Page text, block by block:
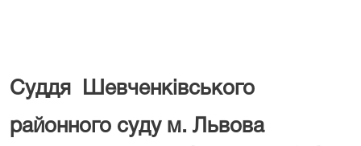
Суддя
Шевченківського
районного суду